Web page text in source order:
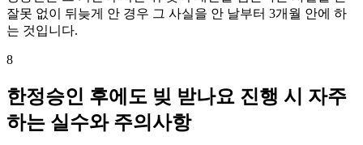
잘못 없이 뒤늦게 안 경우 그 사실을 안 날부터 3개월 안에 하
는 것입니다.
8
한정승인 후에도 빚 받나요 진행 시 자주
하는 실수와 주의사항